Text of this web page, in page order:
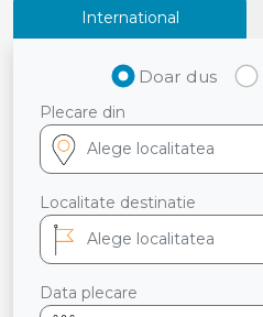
International
Doar dus
Plecare din
Localitate destinatie
Data plecare